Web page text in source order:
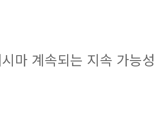
마 계속되는 지속 가능성